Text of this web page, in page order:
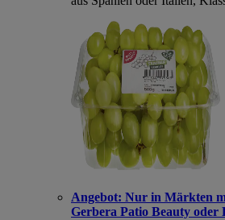
Angebot: Nur in Märkten
Gerbera Patio Beauty oder